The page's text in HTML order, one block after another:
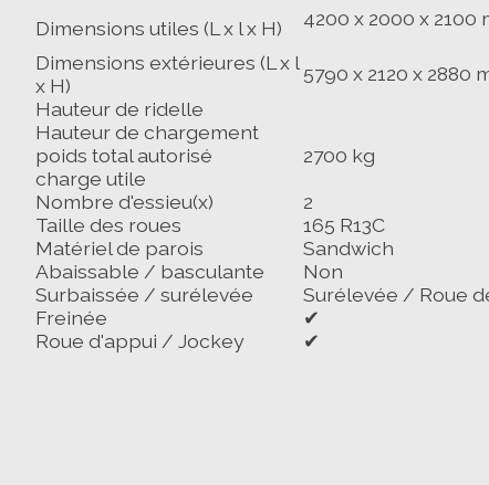
Dimensions utiles (L x l x H) 4200 x 2000 x 2100
Dimensions extérieures (L x l
x H)
5790 x 2120 x 2880
Hauteur de ridelle
Hauteur de chargement
poids total autorisé
2700 kg
charge utile
Nombre d'essieu(x)
2
Taille des roues
165 R13C
Matériel de parois
Sandwich
Abaissable / basculante
Non
Surbaissée / surélevée
Surélevée / Roue
Freinée
✔
Roue d'appui / Jockey
✔